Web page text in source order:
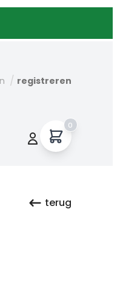
/ registreren
0
terug